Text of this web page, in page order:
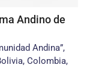
Andino de
Andina”,
Colombia,